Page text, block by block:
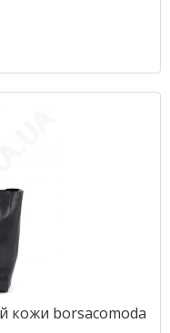
кожи borsacomoda